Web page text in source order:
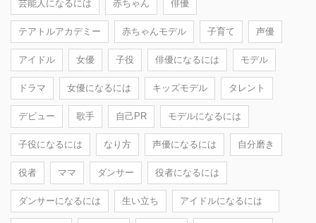
芸能人になるには 赤ちゃん 俳優
テアトルアカデミー 赤ちゃんモデル 子育て 声優
アイドル 女優 子役 俳優になるには モデル
ドラマ 女優になるには キッズモデル タレント
デビュー 歌手 自己PR モデルになるには
子役になるには なり方 声優になるには 自分磨き
役者 ママ ダンサー 役者になるには
ダンサーになるには 生い立ち アイドルになるには